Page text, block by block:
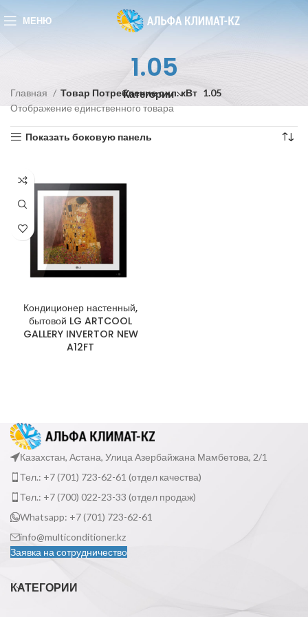
МЕНЮ
1.05
Категории
Главная Товар Потребление охл. кВт 1.05
Отображение единственного товара
Показать боковую панель
Кондиционер настенный,
бытовой LG ARTCOOL
GALLERY INVERTOR NEW
A12FT
Казахстан, Астана, Улица Азербайжана Мамбетова, 2/1
Тел.: +7 (701) 723-62-61 (отдел качества)
Тел.: +7 (700) 022-23-33 (отдел продаж)
Whatsapp: +7 (701) 723-62-61
info@multiconditioner.kz
Заявка на сотрудничество
КАТЕГОРИИ